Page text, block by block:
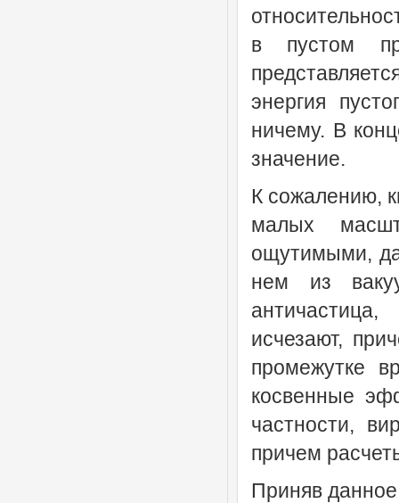
в пустом
энергия
ничему. В
значение.
К сожалению,
малых
ощутимыми,
нем из
исчезают,
промежутке
косвенные
частности,
причем
Приняв